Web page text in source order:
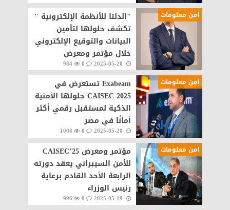
امن معلومات
"الدلتا للأنظمة الإلكترونية "
تكشف حلولها لتأمين
البيانات والتوقيع الإلكتروني
خلال مؤتمر ومعرض
CAISEC’25
0
984
امن معلومات
Exabeam تستعرض في
CAISEC 2025 حلولها الأمنية
الذكية لمستقبل رقمي أكثر
أمانًا في مصر
0
1008
امن معلومات
مؤتمر ومعرض CAISEC’25
للأمن السيبراني يعقد دورته
الرابعة الأحد القادم برعاية
رئيس الوزراء
0
996